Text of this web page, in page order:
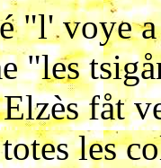
"l' voye
"les
fåt
les